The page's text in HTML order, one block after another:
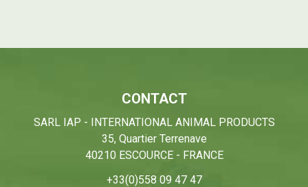
CONTACT
SARL IAP - INTERNATIONAL ANIMAL PRODUCTS
35, Quartier Terrenave
40210 ESCOURCE - FRANCE
+33(0)558 09 47 47